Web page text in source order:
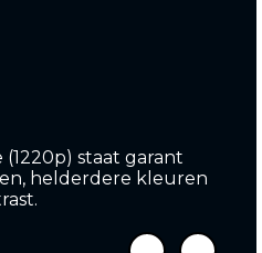
staat garant
helderdere kleuren